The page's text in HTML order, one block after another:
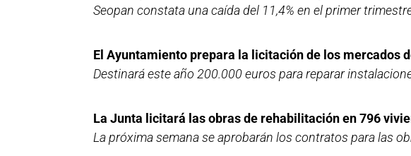
Seopan constata una caída del 11,4% en el primer
El Ayuntamiento prepara la licitación de los mercados
Destinará este año 200.000 euros para reparar
La Junta licitará las obras de rehabilitación en 796
La próxima semana se aprobarán los contratos para las